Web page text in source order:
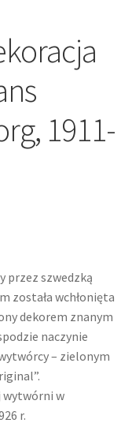
1911-
przez szwedzką
została wchłonięta
dekorem znanym
naczynie
– zielonym
wytwórni w
r.